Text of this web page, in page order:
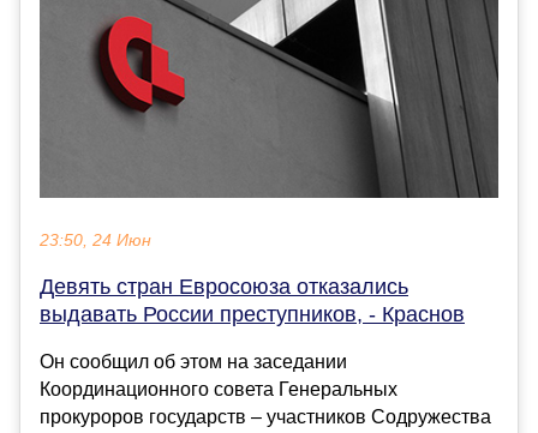
23:50, 24 Июн
Девять стран Евросоюза отказались
выдавать России преступников, - Краснов
Он сообщил об этом на заседании
Координационного совета Генеральных
прокуроров государств – участников Содружества